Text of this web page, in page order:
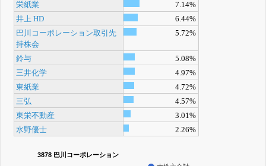
栄紙業
7.14%
井上 HD
6.44%
巴川コーポレーション取引先
持株会
5.72%
鈴与
5.08%
三井化学
4.97%
東紙業
4.72%
三弘
4.57%
東栄不動産
3.01%
水野優士
2.26%
3878 巴川コーポレーション